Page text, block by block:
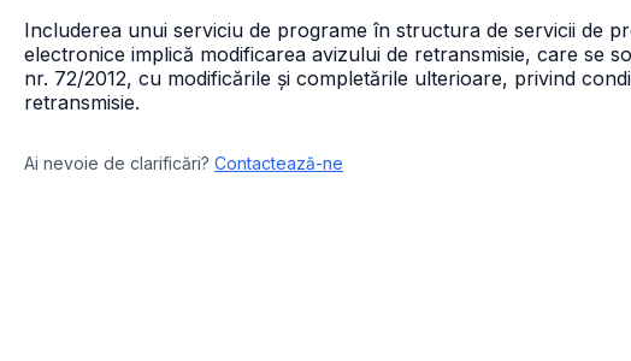
Includerea unui serviciu de programe în structura de servicii de
electronice implică modificarea avizului de retransmisie, care se
nr. 72/2012, cu modificările și completările ulterioare, privind
retransmisie.
Ai nevoie de clarificări? Contactează-ne